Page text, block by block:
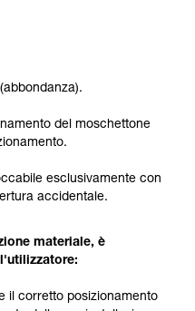
del moschettone
esclusivamente con
accidentale.
materiale, è
il corretto posizionamento